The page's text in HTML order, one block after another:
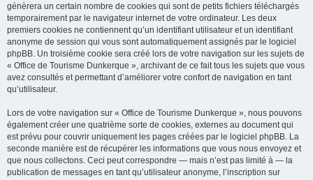
génèrera un certain nombre de cookies qui sont de petits fichiers téléchargés
temporairement par le navigateur internet de votre ordinateur. Les deux
premiers cookies ne contiennent qu’un identifiant utilisateur et un identifiant
anonyme de session qui vous sont automatiquement assignés par le logiciel
phpBB. Un troisième cookie sera créé lors de votre navigation sur les sujets de
« Office de Tourisme Dunkerque », archivant de ce fait tous les sujets que vous
avez consultés et permettant d’améliorer votre confort de navigation en tant
qu’utilisateur.
Lors de votre navigation sur « Office de Tourisme Dunkerque », nous pouvons
également créer une quatrième sorte de cookies, externes au document qui
est prévu pour couvrir uniquement les pages créées par le logiciel phpBB. La
seconde manière est de récupérer les informations que vous nous envoyez et
que nous collectons. Ceci peut correspondre — mais n’est pas limité à — la
publication de messages en tant qu’utilisateur anonyme, l’inscription sur